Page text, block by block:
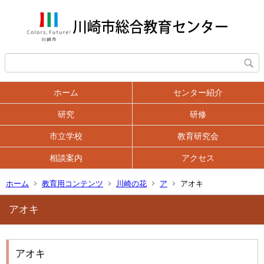
ホーム センター紹介
研究 研修
市立学校 教育研究会
相談案内 アクセス
ホーム 教育用コンテンツ 川崎の花 ア アオキ
アオキ
アオキ